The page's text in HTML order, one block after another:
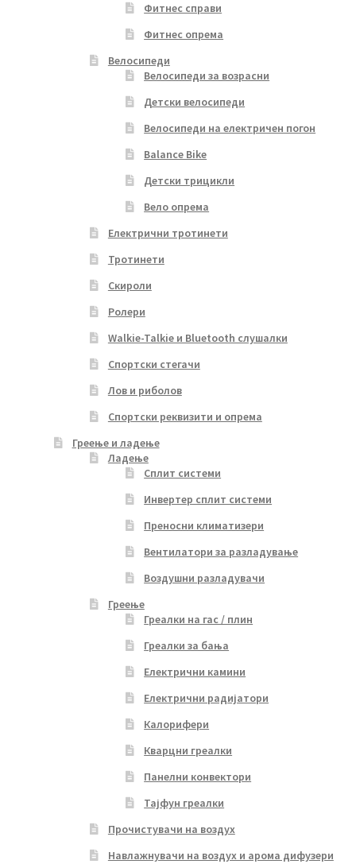
Фитнес справи
Фитнес опрема
Велосипеди
Велосипеди за возрасни
Детски велосипеди
Велосипеди на електричен погон
Balance Bike
Детски трицикли
Вело опрема
Електрични тротинети
Тротинети
Скироли
Ролери
Walkie-Talkie и Bluetooth слушалки
Спортски стегачи
Лов и риболов
Спортски реквизити и опрема
Греење и ладење
Ладење
Сплит системи
Инвертер сплит системи
Преносни климатизери
Вентилатори за разладување
Воздушни разладувачи
Греење
Греалки на гас / плин
Греалки за бања
Електрични камини
Електрични радијатори
Калорифери
Кварцни греалки
Панелни конвектори
Тајфун греалки
Прочистувачи на воздух
Навлажнувачи на воздух и арома дифузери